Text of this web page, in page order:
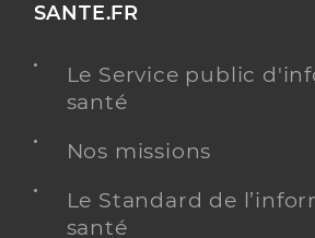
SANTE.FR
Le Service public
santé
Nos missions
Le Standard de
santé